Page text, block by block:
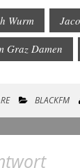
Wurm
Graz Damen
BLACKFM